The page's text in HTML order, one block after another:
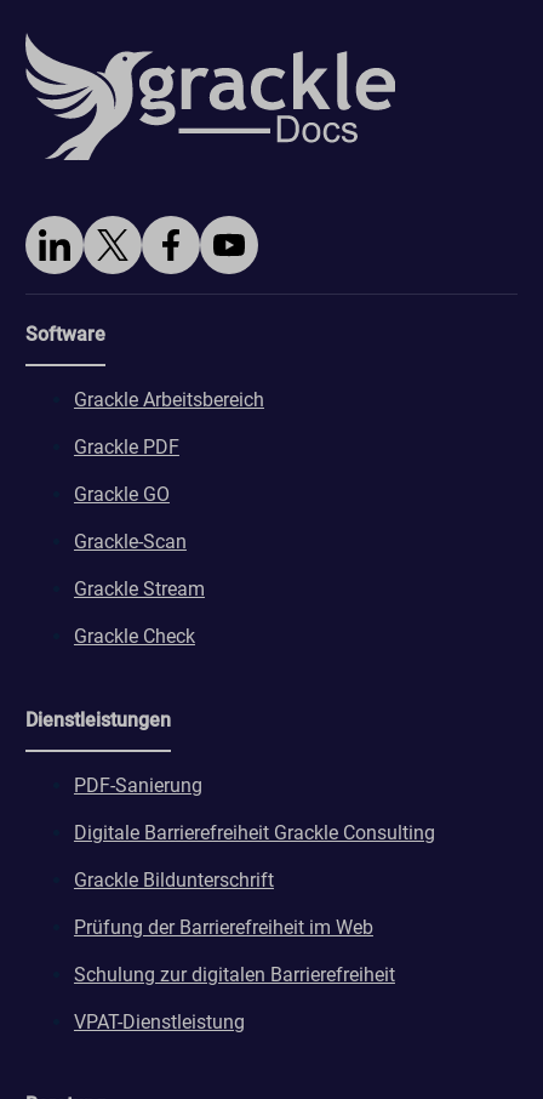
Software
Grackle Arbeitsbereich
Grackle PDF
Grackle GO
Grackle-Scan
Grackle Stream
Grackle Check
Dienstleistungen
PDF-Sanierung
Digitale Barrierefreiheit Grackle Consulting
Grackle Bildunterschrift
Prüfung der Barrierefreiheit im Web
Schulung zur digitalen Barrierefreiheit
VPAT-Dienstleistung